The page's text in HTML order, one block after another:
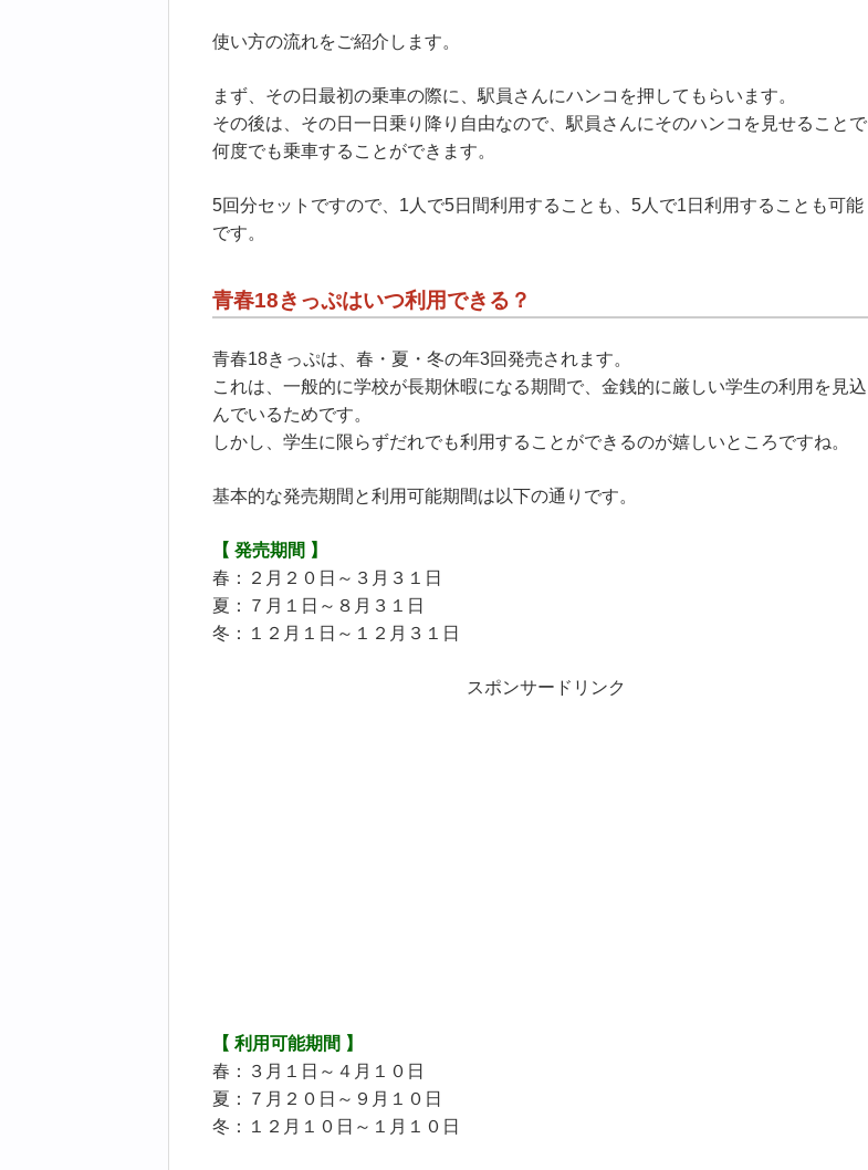
使い方の流れをご紹介します。
まず、その日最初の乗車の際に、駅員さんにハンコを押してもらいます。
その後は、その日一日乗り降り自由なので、駅員さんにそのハンコを見せることで
何度でも乗車することができます。
5回分セットですので、1人で5日間利用することも、5人で1日利用することも可能
です。
青春18きっぷはいつ利用できる？
青春18きっぷは、春・夏・冬の年3回発売されます。
これは、一般的に学校が長期休暇になる期間で、金銭的に厳しい学生の利用を見込
んでいるためです。
しかし、学生に限らずだれでも利用することができるのが嬉しいところですね。
基本的な発売期間と利用可能期間は以下の通りです。
【 発売期間 】
春：２月２０日～３月３１日
夏：７月１日～８月３１日
冬：１２月１日～１２月３１日
スポンサードリンク
【 利用可能期間 】
春：３月１日～４月１０日
夏：７月２０日～９月１０日
冬：１２月１０日～１月１０日